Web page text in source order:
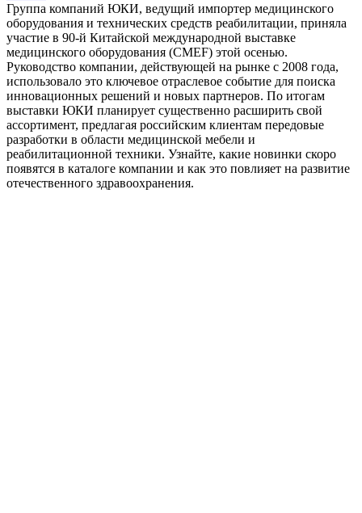
Группа компаний ЮКИ, ведущий импортер медицинского
оборудования и технических средств реабилитации, приняла
участие в 90-й Китайской международной выставке
медицинского оборудования (CMEF) этой осенью.
Руководство компании, действующей на рынке с 2008 года,
использовало это ключевое отраслевое событие для поиска
инновационных решений и новых партнеров. По итогам
выставки ЮКИ планирует существенно расширить свой
ассортимент, предлагая российским клиентам передовые
разработки в области медицинской мебели и
реабилитационной техники. Узнайте, какие новинки скоро
появятся в каталоге компании и как это повлияет на развитие
отечественного здравоохранения.